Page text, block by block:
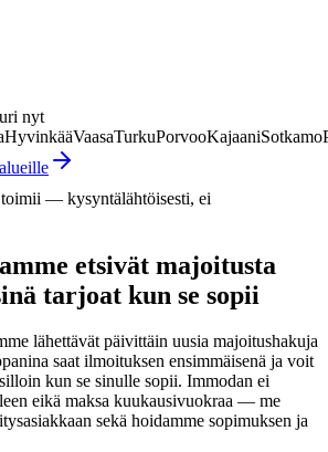
nyt
HyvinkääVaasaTurkuPorvooKajaaniSotkamo
— kysyntälähtöisesti, ei
etsivät majoitusta
tarjoat kun se sopii
lähettävät päivittäin uusia majoitushakuja
saat ilmoituksen ensimmäisenä ja voit
kun se sinulle sopii. Immodan ei
eikä maksa kuukausivuokraa — me
sekä hoidamme sopimuksen ja